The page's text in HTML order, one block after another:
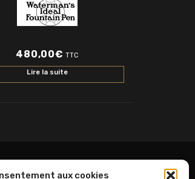
aux cookies
480,00€ TTC
Lire la suite